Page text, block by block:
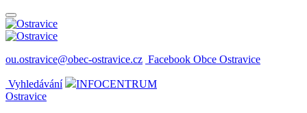
ou.ostravice@obec-ostravice.cz Facebook Obce Ostravice
Vyhledávání
INFOCENTRUM
Ostravice